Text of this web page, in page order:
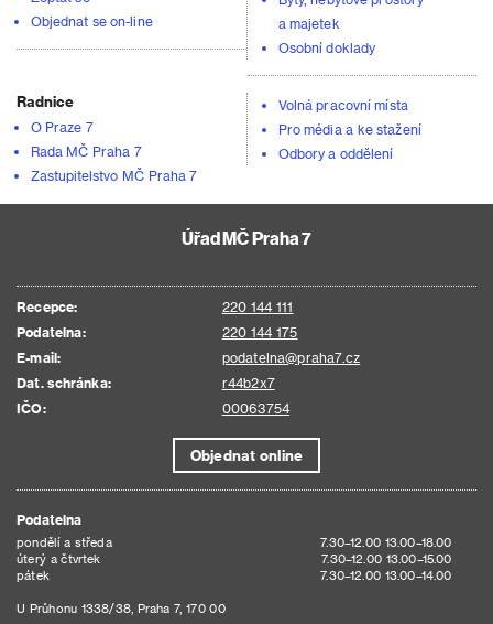
Objednat se on-line
a majetek
Osobní doklady
Radnice
O Praze 7
Rada MČ Praha 7
Zastupitelstvo MČ Praha 7
Volná pracovní místa
Pro média a ke stažení
Odbory a oddělení
Úřad MČ Praha 7
Recepce:
220 144 111
Podatelna:
220 144 175
E-mail:
podatelna@praha7.cz
Dat. schránka:
r44b2x7
IČO:
00063754
Objednat online
Podatelna
pondělí a středa
7.30–12.00 13.00–18.00
úterý a čtvrtek
7.30–12.00 13.00–15.00
pátek
7.30–12.00 13.00–14.00
U Průhonu 1338/38, Praha 7, 170 00